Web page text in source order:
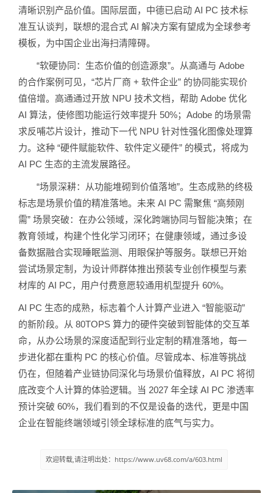
清晰识别产品价值。国际层面，中德已启动 AI PC 技术标
准互认谈判，联想的混合式 AI 解决方案有望成为全球参考
模板，为中国企业出海扫清障碍。
“软硬协同：生态价值的创造源泉”。从高通与 Adobe
的合作案例可见，“芯片厂商 + 软件企业” 的协同能实现价
值倍增。高通通过开放 NPU 技术文档，帮助 Adobe 优化
AI 算法，使修图功能运行效率提升 50%；Adobe 的场景需
求反哺芯片设计，推动下一代 NPU 针对性强化图像处理算
力。这种 “硬件赋能软件、软件定义硬件” 的模式，将成为
AI PC 生态的主流发展路径。
“场景深耕：从功能堆砌到价值落地”。生态成熟的终极
标志是场景价值的精准落地。未来 AI PC 需聚焦 “高频刚
需” 场景突破：在办公领域，深化跨端协同与智能决策；在
教育领域，构建个性化学习闭环；在健康领域，通过多设
备数据融合实现睡眠监测、用眼保护等服务。联想已开始
尝试场景定制，为设计师群体推出预装专业创作模型与素
材库的 AI PC，用户付费意愿较通用机型提升 60%。
AI PC 生态的成熟，标志着个人计算产业进入 “智能驱动”
的新阶段。从 80TOPS 算力的硬件突破到智能体的交互革
命，从办公场景的深度适配到行业定制的精准落地，每一
步进化都在重构 PC 的核心价值。尽管成本、标准等挑战
仍在，但随着产业链协同深化与场景价值释放，AI PC 将彻
底改变个人计算的体验逻辑。当 2027 年全球 AI PC 渗透率
预计突破 60%，我们看到的不仅是设备的迭代，更是中国
企业在智能终端领域引领全球标准的底气与实力。
欢迎转载,请注明出处：https://www.uv68.com/a/603.html